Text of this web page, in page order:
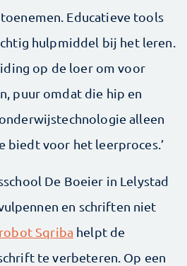
Educatieve tools
hulpmiddel bij het leren.
op de loer om voor
puur omdat die hip en
alleen
biedt voor het leerproces.’
De Boeier in Lelystad
en schriften niet
Sqriba helpt de
te verbeteren. Op een